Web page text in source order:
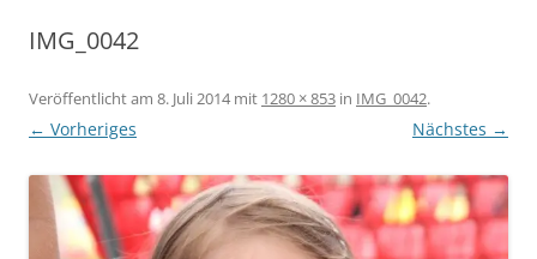
IMG_0042
Veröffentlicht am 8. Juli 2014mit 1280 × 853 in IMG_0042.
← Vorheriges Nächstes →